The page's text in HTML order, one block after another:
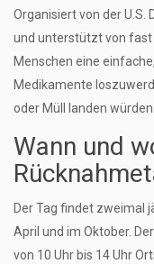
Organisiert von der
und unterstützt von fast
Menschen eine
Medikamente
oder Müll landen würden.
Wann und
Der Tag findet zweimal
April und im Oktober.
von 10 Uhr bis 14 Uhr